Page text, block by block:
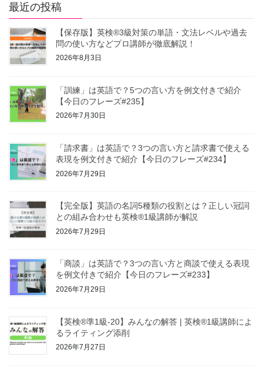
最近の投稿
【保存版】英検®3級対策の単語・文法レベルや過去
問の使い方などプロ講師が徹底解説！
2026年8月3日
「訓練」は英語で？5つの言い方を例文付きで紹介
【今日のフレーズ#235】
2026年7月30日
「請求書」は英語で？3つの言い方と請求書で使える
表現を例文付きで紹介【今日のフレーズ#234】
2026年7月29日
【完全版】英語の名詞5種類の役割とは？正しい冠詞
との組み合わせも英検®1級講師が解説
2026年7月29日
「商談」は英語で？3つの言い方と商談で使える表現
を例文付きで紹介【今日のフレーズ#233】
2026年7月29日
【英検®準1級-20】みんなの解答 | 英検®1級講師によ
るライティング添削
2026年7月27日